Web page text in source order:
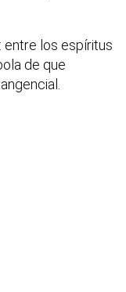
entre los espíritus
de que